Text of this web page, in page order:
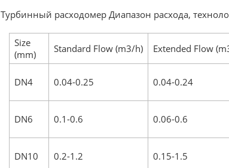
Турбинный расходомер Диапазон расхода,
Size
(mm)
Standard Flow (m3/h) Extended Flow
DN4 0.04-0.25 0.04-0.24
DN6 0.1-0.6 0.06-0.6
DN10 0.2-1.2 0.15-1.5